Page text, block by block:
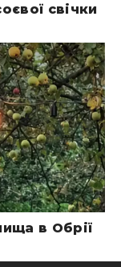
свічки
в Обрії